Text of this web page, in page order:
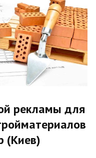
рекламы для
(Киев)